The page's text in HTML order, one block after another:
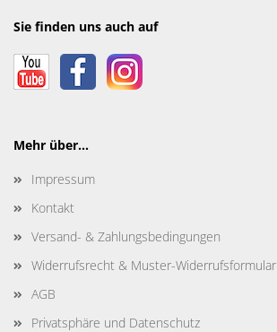
Sie finden uns auch auf
Mehr über...
Impressum
Kontakt
Versand- & Zahlungsbedingungen
Widerrufsrecht & Muster-Widerrufsformular
AGB
Privatsphäre und Datenschutz